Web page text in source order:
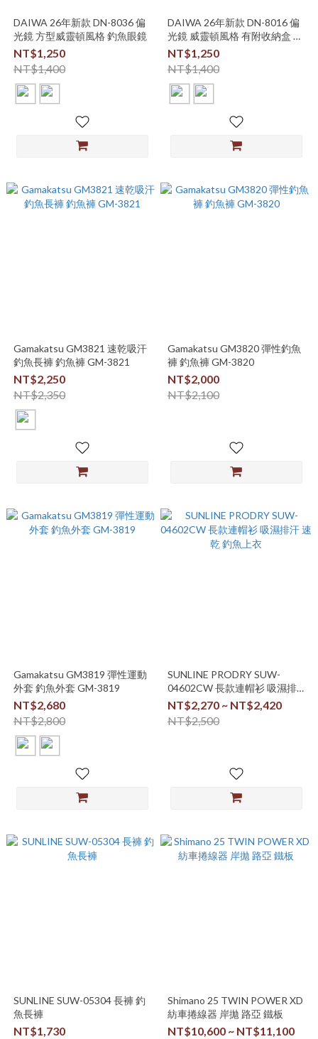
DAIWA 26年新款 DN-8036 偏
光鏡 方型威靈頓風格 釣魚眼鏡
NT$1,250
NT$1,400
DAIWA 26年新款 DN-8016 偏
光鏡 威靈頓風格 有附收納盒 釣
魚眼鏡
NT$1,250
NT$1,400
Gamakatsu GM3821 速乾吸汗
釣魚長褲 釣魚褲 GM-3821
NT$2,250
NT$2,350
Gamakatsu GM3820 彈性釣魚
褲 釣魚褲 GM-3820
NT$2,000
NT$2,100
Gamakatsu GM3819 彈性運動
外套 釣魚外套 GM-3819
NT$2,680
NT$2,800
SUNLINE PRODRY SUW-
04602CW 長款連帽衫 吸濕排
汗 速乾 釣魚上衣
NT$2,270 ~ NT$2,420
NT$2,500
SUNLINE SUW-05304 長褲 釣
魚長褲
NT$1,730
Shimano 25 TWIN POWER XD
紡車捲線器 岸拋 路亞 鐵板
NT$10,600 ~ NT$11,100